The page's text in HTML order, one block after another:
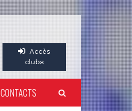
Accès
clubs
CONTACTS